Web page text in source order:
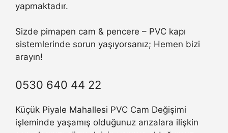
yapmaktadır.
Sizde pimapen cam & pencere – PVC kapı
sistemlerinde sorun yaşıyorsanız; Hemen bizi
arayın!
0530 640 44 22
Küçük Piyale Mahallesi PVC Cam Değişimi
işleminde yaşamış olduğunuz arızalara ilişkin